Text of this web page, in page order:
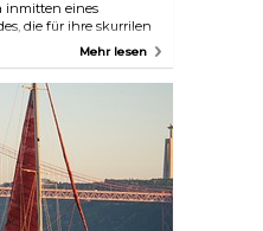
inmitten eines
die für ihre skurrilen
maurischen Burg aus
ist. Zu den
der leuchtend gelbe
neugotische
und der
de Sintra. Das
zum UNESCO-
nach Sintra
des Cabo da Roca –
– sowie einen
Mehr lesen